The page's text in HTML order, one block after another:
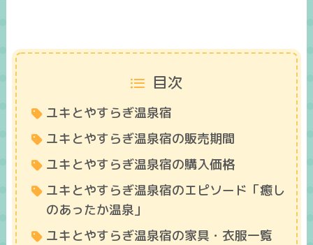
目次
ユキとやすらぎ温泉宿
ユキとやすらぎ温泉宿の販売期間
ユキとやすらぎ温泉宿の購入価格
ユキとやすらぎ温泉宿のエピソード「癒し
のあったか温泉」
ユキとやすらぎ温泉宿の家具・衣服一覧